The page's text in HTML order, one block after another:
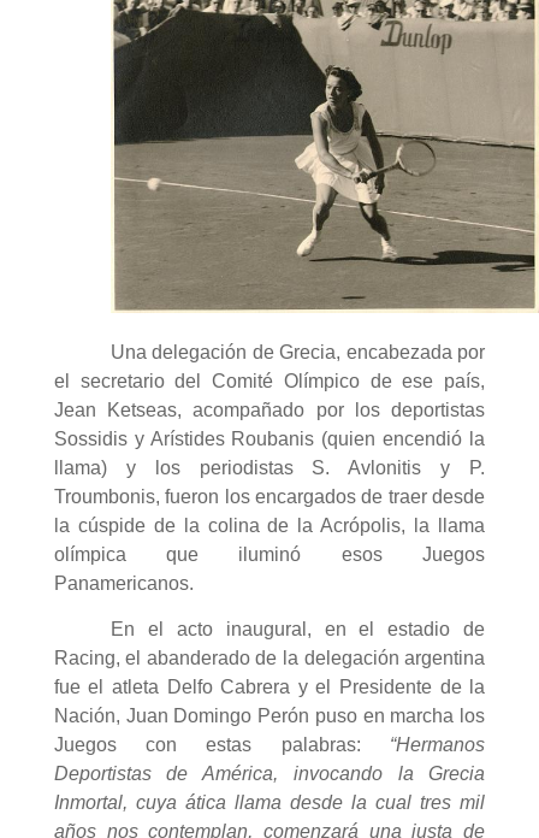
Una delegación de Grecia, encabezada por
el secretario del Comité Olímpico de ese país,
Jean Ketseas, acompañado por los deportistas
Sossidis y Arístides Roubanis (quien encendió la
llama) y los periodistas S. Avlonitis y P.
Troumbonis, fueron los encargados de traer desde
la cúspide de la colina de la Acrópolis, la llama
olímpica que iluminó esos Juegos
Panamericanos.
En el acto inaugural, en el estadio de
Racing, el abanderado de la delegación argentina
fue el atleta Delfo Cabrera y el Presidente de la
Nación, Juan Domingo Perón puso en marcha los
Juegos con estas palabras: “Hermanos
Deportistas de América, invocando la Grecia
Inmortal, cuya ática llama desde la cual tres mil
años nos contemplan, comenzará una justa de